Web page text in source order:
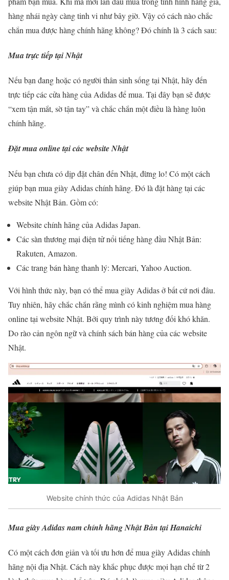
hàng nhái ngày càng tinh vi như bây giờ. Vậy có cách nào chắc
chắn mua được hàng chính hãng không? Đó chính là 3 cách sau:
Mua trực tiếp tại Nhật
Nếu bạn đang hoặc có người thân sinh sống tại Nhật, hãy đến
trực tiếp các cửa hàng của Adidas để mua. Tại đây bạn sẽ được
“xem tận mắt, sờ tận tay” và chắc chắn một điều là hàng luôn
chính hãng.
Đặt mua online tại các website Nhật
Nếu bạn chưa có dịp đặt chân đến Nhật, đừng lo! Có một cách
giúp bạn mua giày Adidas chính hãng. Đó là đặt hàng tại các
website Nhật Bản. Gồm có:
Website chính hãng của Adidas Japan.
Các sàn thương mại điện tử nổi tiếng hàng đầu Nhật Bản:
Rakuten, Amazon.
Các trang bán hàng thanh lý: Mercari, Yahoo Auction.
Với hình thức này, bạn có thể mua giày Adidas ở bất cứ nơi đâu.
Tuy nhiên, hãy chắc chắn rằng mình có kinh nghiệm mua hàng
online tại website Nhật. Bởi quy trình này tương đối khó khăn.
Do rào cản ngôn ngữ và chính sách bán hàng của các website
Nhật.
Website chính thức của Adidas Nhật Bản
Mua giày Adidas nam chính hãng Nhật Bản tại Hanaichi
Có một cách đơn giản và tối ưu hơn để mua giày Adidas chính
hãng nội địa Nhật. Cách này khắc phục được mọi hạn chế từ 2